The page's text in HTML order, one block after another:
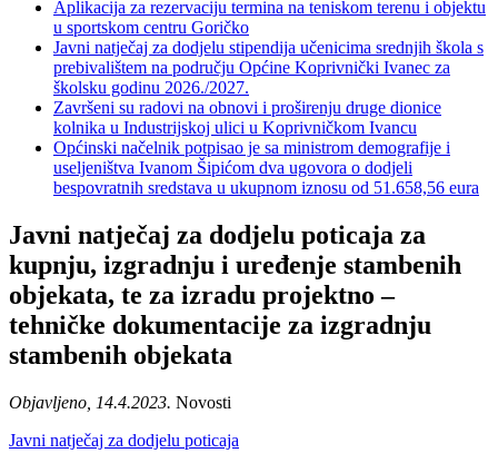
Aplikacija za rezervaciju termina na teniskom terenu i objektu
u sportskom centru Goričko
Javni natječaj za dodjelu stipendija učenicima srednjih škola s
prebivalištem na području Općine Koprivnički Ivanec za
školsku godinu 2026./2027.
Završeni su radovi na obnovi i proširenju druge dionice
kolnika u Industrijskoj ulici u Koprivničkom Ivancu
Općinski načelnik potpisao je sa ministrom demografije i
useljeništva Ivanom Šipićom dva ugovora o dodjeli
bespovratnih sredstava u ukupnom iznosu od 51.658,56 eura
Javni natječaj za dodjelu poticaja za
kupnju, izgradnju i uređenje stambenih
objekata, te za izradu projektno –
tehničke dokumentacije za izgradnju
stambenih objekata
Objavljeno, 14.4.2023. Novosti
Javni natječaj za dodjelu poticaja